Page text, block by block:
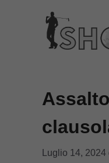
contenuto
Luglio 14, 2024